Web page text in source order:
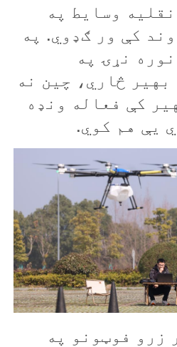
وسايط په
کې ور ګډوي. په
نړۍ په
بهير څاري، چين نه
کې فعاله ونډه
یې هم کوي.
زرو فوټونو په